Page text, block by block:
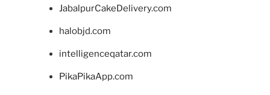
JabalpurCakeDelivery.com
halobjd.com
intelligenceqatar.com
PikaPikaApp.com